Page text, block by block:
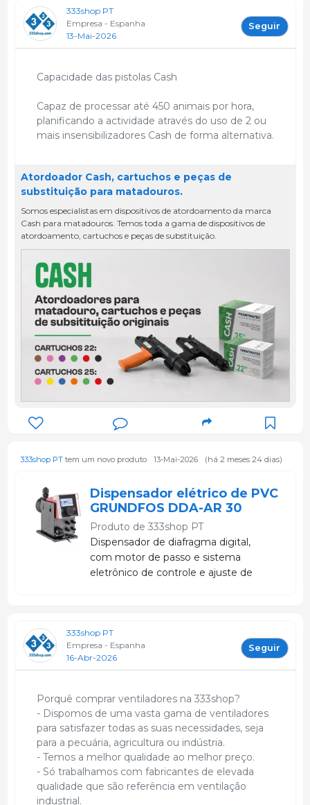
333shop PT
Empresa - Espanha
13-Mai-2026
Seguir
Capacidade das pistolas Cash
Capaz de processar até 450 animais por hora,
planificando a actividade através do uso de 2 ou
mais insensibilizadores Cash de forma alternativa.
Atordoador Cash, cartuchos e peças de
substituição para matadouros.
Somos especialistas em dispositivos de atordoamento da marca
Cash para matadouros. Temos toda a gama de dispositivos de
atordoamento, cartuchos e peças de substituição.
333shop PTtem um novo produto 13-Mai-2026 (há 2 meses 24 dias)
Dispensador elétrico de PVC
GRUNDFOS DDA-AR 30
Produto de 333shop PT
Dispensador de diafragma digital,
com motor de passo e sistema
eletrônico de controle e ajuste de
333shop PT
Empresa - Espanha
16-Abr-2026
Seguir
Porquê comprar ventiladores na 333shop?
- Dispomos de uma vasta gama de ventiladores
para satisfazer todas as suas necessidades, seja
para a pecuária, agricultura ou indústria.
- Temos a melhor qualidade ao melhor preço.
- Só trabalhamos com fabricantes de elevada
qualidade que são referência em ventilação
industrial.